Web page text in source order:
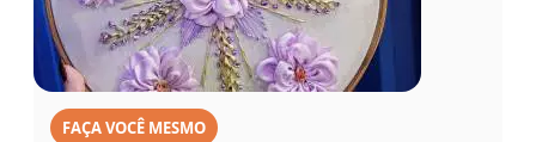
FAÇA VOCÊ MESMO